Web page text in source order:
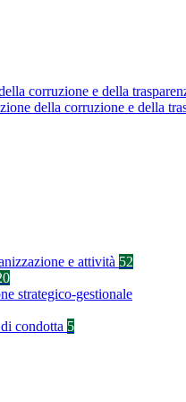
corruzione e della
della corruzione e della
e attività 52
strategico-gestionale
condotta 5